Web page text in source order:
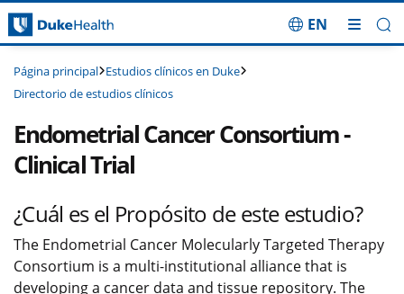
Saltar navegación
EN
Página principal Estudios clínicos en Duke
Directorio de estudios clínicos
Endometrial Cancer Consortium -
Clinical Trial
¿Cuál es el Propósito de este estudio?
The Endometrial Cancer Molecularly Targeted Therapy
Consortium is a multi-institutional alliance that is
developing a cancer data and tissue repository. The